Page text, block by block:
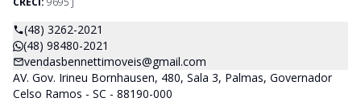
(48) 3262-2021
(48) 98480-2021
vendasbennettimoveis@gmail.com
AV. Gov. Irineu Bornhausen, 480, Sala 3, Palmas, Governador
Celso Ramos - SC - 88190-000